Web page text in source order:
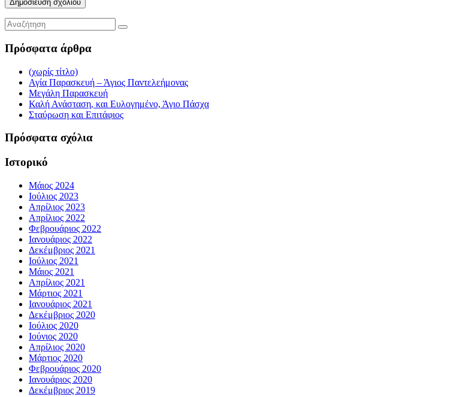
Πρόσφατα άρθρα
(χωρίς τίτλο)
Αγία Παρασκευή – Άγιος Παντελεήμονας
Μεγάλη Παρασκευή
Καλή Ανάσταση, και Ευλογημένο, Άγιο Πάσχα
Σταύρωση και Επιτάφιος
Πρόσφατα σχόλια
Ιστορικό
Μάιος 2024
Ιούλιος 2023
Απρίλιος 2023
Απρίλιος 2022
Φεβρουάριος 2022
Ιανουάριος 2022
Δεκέμβριος 2021
Ιούλιος 2021
Μάιος 2021
Απρίλιος 2021
Μάρτιος 2021
Ιανουάριος 2021
Δεκέμβριος 2020
Ιούλιος 2020
Ιούνιος 2020
Απρίλιος 2020
Μάρτιος 2020
Φεβρουάριος 2020
Ιανουάριος 2020
Δεκέμβριος 2019